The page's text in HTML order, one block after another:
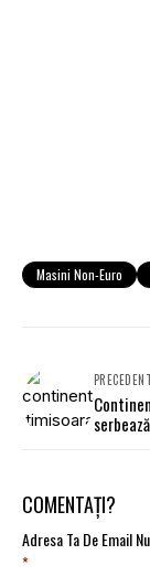
Masini Non-Euro
PRECEDENT
COMENTAȚI?
Adresa Ta De Email
*